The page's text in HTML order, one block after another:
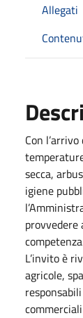
Allegati
Con
secca,
igiene
provvedere
L’invito è
agricole,